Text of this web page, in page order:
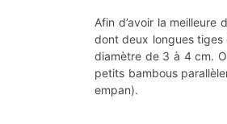
Afin d’avoir la
dont deux longues
diamètre de 3 à 4 cm.
petits bambous
empan).